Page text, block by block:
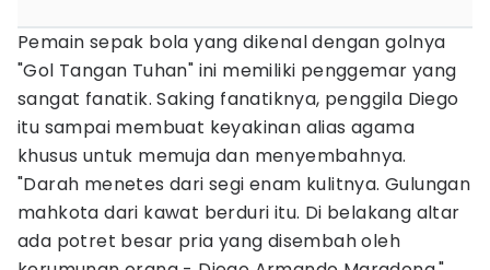
Pemain sepak bola yang dikenal dengan golnya
"Gol Tangan Tuhan" ini memiliki penggemar yang
sangat fanatik. Saking fanatiknya, penggila Diego
itu sampai membuat keyakinan alias agama
khusus untuk memuja dan menyembahnya.
"Darah menetes dari segi enam kulitnya. Gulungan
mahkota dari kawat berduri itu. Di belakang altar
ada potret besar pria yang disembah oleh